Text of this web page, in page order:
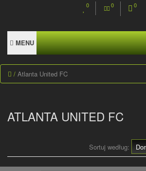
0 0 0
MENU
Atlanta United FC
ATLANTA UNITED FC
Sortuj według: